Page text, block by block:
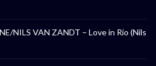
NILS VAN ZANDT – Love in Rio (Nils